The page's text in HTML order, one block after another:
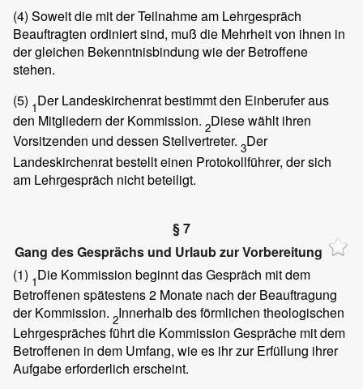
(4) Soweit die mit der Teilnahme am Lehrgespräch
Beauftragten ordiniert sind, muß die Mehrheit von ihnen in
der gleichen Bekenntnisbindung wie der Betroffene
stehen.
(5) 1Der Landeskirchenrat bestimmt den Einberufer aus
den Mitgliedern der Kommission. 2Diese wählt ihren
Vorsitzenden und dessen Stellvertreter. 3Der
Landeskirchenrat bestellt einen Protokollführer, der sich
am Lehrgespräch nicht beteiligt.
§ 7
Gang des Gesprächs und Urlaub zur Vorbereitung
(1) 1Die Kommission beginnt das Gespräch mit dem
Betroffenen spätestens 2 Monate nach der Beauftragung
der Kommission. 2Innerhalb des förmlichen theologischen
Lehrgespräches führt die Kommission Gespräche mit dem
Betroffenen in dem Umfang, wie es ihr zur Erfüllung ihrer
Aufgabe erforderlich erscheint.